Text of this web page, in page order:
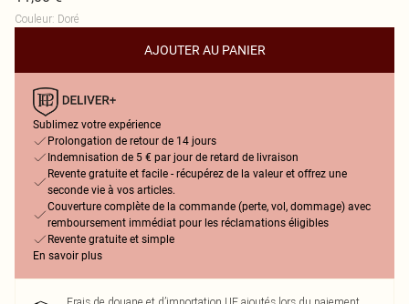
Couleur: Doré
AJOUTER AU PANIER
Sublimez votre expérience
Prolongation de retour de 14 jours
Indemnisation de 5 € par jour de retard de livraison
Revente gratuite et facile - récupérez de la valeur et offrez une
seconde vie à vos articles.
Couverture complète de la commande (perte, vol, dommage) avec
remboursement immédiat pour les réclamations éligibles
Revente gratuite et simple
En savoir plus